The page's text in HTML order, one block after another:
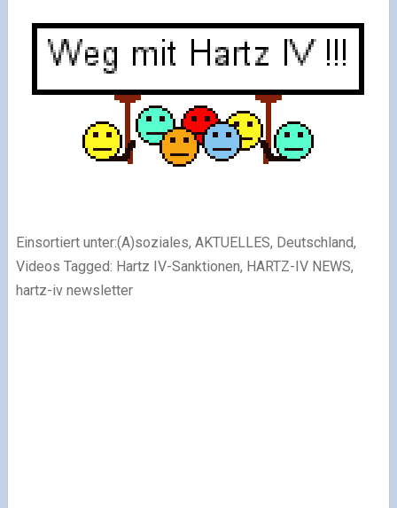
Einsortiert unter:(A)soziales, AKTUELLES, Deutschland,
Videos Tagged: Hartz IV-Sanktionen, HARTZ-IV NEWS,
hartz-iv newsletter